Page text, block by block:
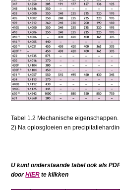
Tabel 1.2 Mechanische
2) Na oplosgloeien en
U kunt onderstaande tabel ook als
doorHIER te klikken